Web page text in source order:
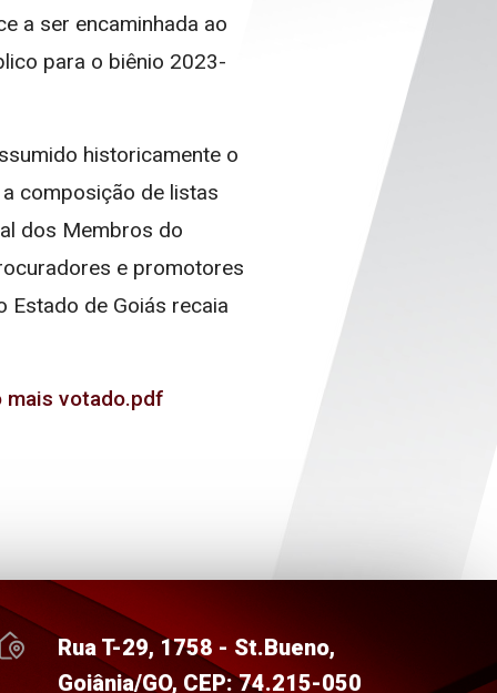
a ser encaminhada ao
para o biênio 2023-
historicamente o
composição de listas
dos Membros do
e promotores
de Goiás recaia
mais votado.pdf
Rua T-29, 1758 - St.Bueno,
Goiânia/GO, CEP: 74.215-050